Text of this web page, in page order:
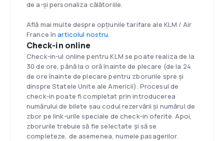
de a-și personaliza călătoriile.
Află mai multe despre opțiunile tarifare ale KLM / Air
France înarticolul nostru.
Check-in online
Check-in-ul online pentru KLM se poate realiza de la
30 de ore, până la o oră înainte de plecare (de la 24
de ore înainte de plecare pentru zborurile spre și
dinspre Statele Unite ale Americii). Procesul de
check-in poate fi completat prin introducerea
numărului de bilete sau codul rezervării și numărul de
zbor pe link-urile speciale de check-in oferite. Apoi,
zborurile trebuie să fie selectate și să se
completeze, de asemenea, numele pasagerilor.